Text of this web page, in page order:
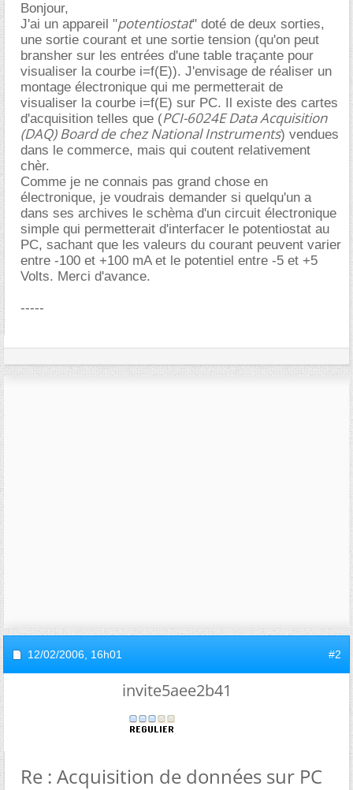
Bonjour,
J'ai un appareil "potentiostat" doté de deux sorties,
une sortie courant et une sortie tension (qu'on peut
bransher sur les entrées d'une table traçante pour
visualiser la courbe i=f(E)). J'envisage de réaliser un
montage électronique qui me permetterait de
visualiser la courbe i=f(E) sur PC. Il existe des cartes
d'acquisition telles que (PCI-6024E Data Acquisition
(DAQ) Board de chez National Instruments) vendues
dans le commerce, mais qui coutent relativement
chèr.
Comme je ne connais pas grand chose en
électronique, je voudrais demander si quelqu'un a
dans ses archives le schèma d'un circuit électronique
simple qui permetterait d'interfacer le potentiostat au
PC, sachant que les valeurs du courant peuvent varier
entre -100 et +100 mA et le potentiel entre -5 et +5
Volts. Merci d'avance.
-----
12/02/2006, 16h01 #2
invite5aee2b41
Re : Acquisition de données sur PC